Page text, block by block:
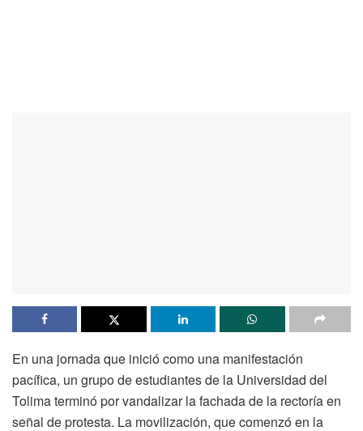
En una jornada que inició como una manifestación
pacífica, un grupo de estudiantes de la Universidad del
Tolima terminó por vandalizar la fachada de la rectoría en
señal de protesta. La movilización, que comenzó en la